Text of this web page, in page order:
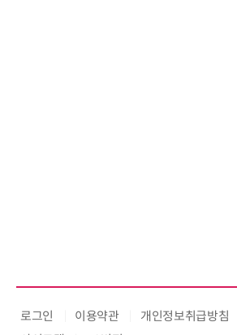
로그인 이용약관 개인정보취급방침